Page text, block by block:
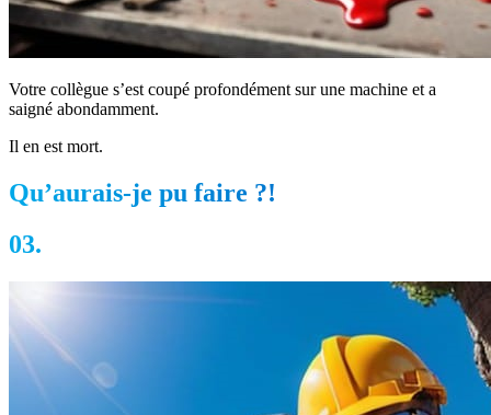
Votre collègue s’est coupé profondément sur une machine et a
saigné abondamment.
Il en est mort.
Qu’aurais-je pu faire ?!
03.